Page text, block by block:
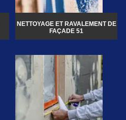
NETTOYAGE ET RAVALEMENT DE
FAÇADE 51